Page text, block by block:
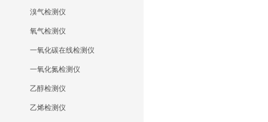
溴气检测仪
氧气检测仪
一氧化碳在线检测仪
一氧化氮检测仪
乙醇检测仪
乙烯检测仪